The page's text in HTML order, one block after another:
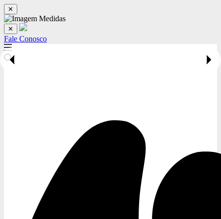
✕
✕
(14) 3541-7370
Fale Conosco